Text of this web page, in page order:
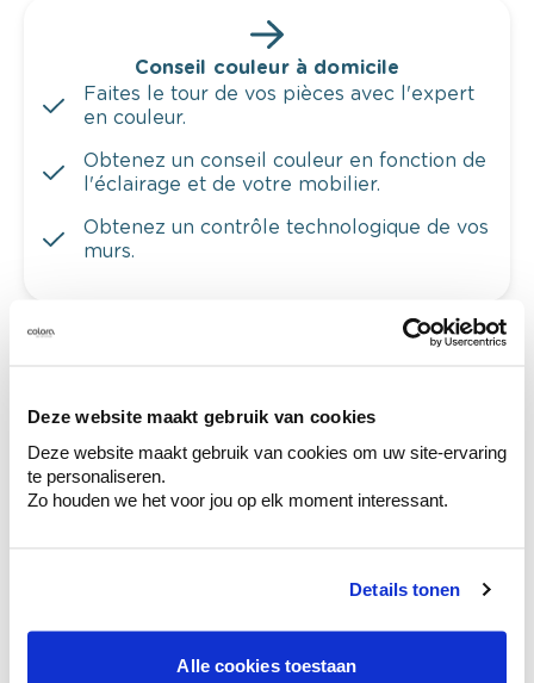
Deze website maakt gebruik van cookies
Deze website maakt gebruik van cookies om uw site-ervaring
te personaliseren.
Zo houden we het voor jou op elk moment interessant.
Details tonen
Alle cookies toestaan
Conseil couleur à domicile
Faites le tour de vos pièces avec l'expert
en couleur.
Obtenez un conseil couleur en fonction de
l'éclairage et de votre mobilier.
Obtenez un contrôle technologique de vos
murs.
Découvrez des échantillons de votre
sélection de couleurs.
Voyez les nuances assorties pour affiner
votre couleur.